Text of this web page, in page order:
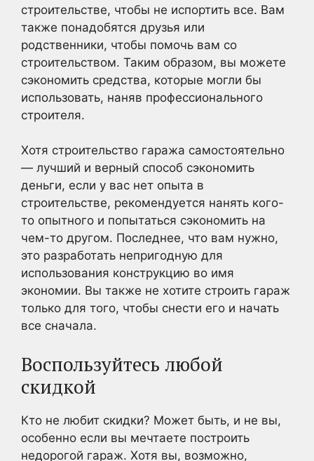
строительстве, чтобы не испортить все. Вам
также понадобятся друзья или
родственники, чтобы помочь вам со
строительством. Таким образом, вы можете
сэкономить средства, которые могли бы
использовать, наняв профессионального
строителя.
Хотя строительство гаража самостоятельно
— лучший и верный способ сэкономить
деньги, если у вас нет опыта в
строительстве, рекомендуется нанять кого-
то опытного и попытаться сэкономить на
чем-то другом. Последнее, что вам нужно,
это разработать непригодную для
использования конструкцию во имя
экономии. Вы также не хотите строить гараж
только для того, чтобы снести его и начать
все сначала.
Воспользуйтесь любой
скидкой
Кто не любит скидки? Может быть, и не вы,
особенно если вы мечтаете построить
недорогой гараж. Хотя вы, возможно,